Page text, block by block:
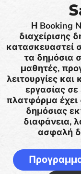
Η Booking
διαχείρισης
κατασκευαστεί
τα δημόσια
μαθητές,
λειτουργίες και
εργασίας
πλατφόρμα έχει
δημόσιας
διαφάνεια,
ασφαλή